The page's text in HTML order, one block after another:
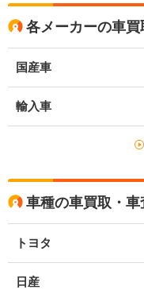
各メーカーの車
国産車
輸入車
車種の車買取・
トヨタ
日産